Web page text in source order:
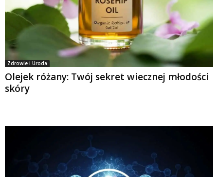
Zdrowie i Uroda
Olejek różany: Twój sekret wiecznej młodości
skóry